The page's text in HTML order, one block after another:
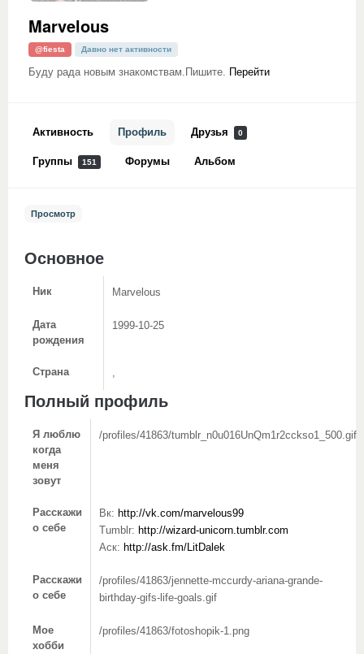
Marvelous
@fiesta Давно нет активности
Буду рада новым знакомствам.Пишите. Перейти
Активность Профиль Друзья 0
Группы 151 Форумы Альбом
Просмотр
Основное
Ник Marvelous
Дата
рождения
1999-10-25
Страна ,
Полный профиль
Я люблю
когда
меня
зовут
/profiles/41863/tumblr_n0u016UnQm1r2cckso1_500.gif
Расскажи
о себе
Вк: http://vk.com/marvelous99
Tumblr: http://wizard-unicorn.tumblr.com
Аск: http://ask.fm/LitDalek
Расскажи
о себе
/profiles/41863/jennette-mccurdy-ariana-grande-
birthday-gifs-life-goals.gif
Мое
хобби
/profiles/41863/fotoshopik-1.png